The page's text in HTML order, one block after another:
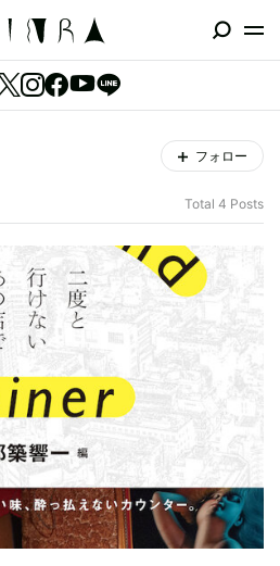
フォロー
Total 4 Posts